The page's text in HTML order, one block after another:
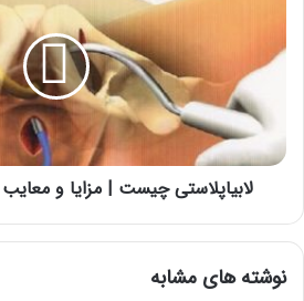
مزایا
معایب
جراحی
زیبایی
واژن
لابیاپلاستی چیست | مزایا و
نوشته های مشابه